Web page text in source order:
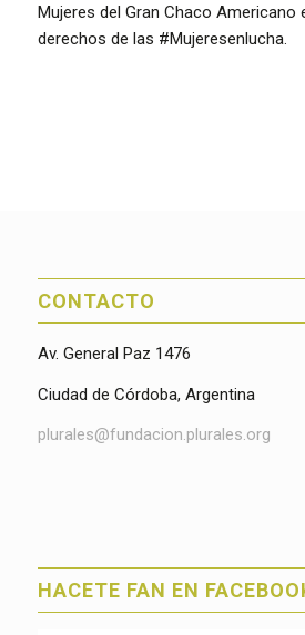
Mujeres del Gran Chaco Americano
derechos de las #Mujeresenlucha.
CONTACTO
Av. General Paz 1476
Ciudad de Córdoba, Argentina
plurales@fundacion.plurales.org
HACETE FAN EN